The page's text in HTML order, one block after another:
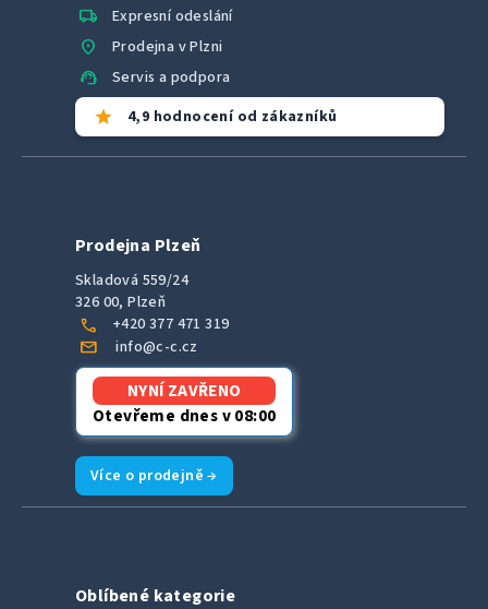
local_shipping Expresní odeslání
location_on Prodejna v Plzni
support_agent Servis a podpora
star 4,9 hodnocení od zákazníků
Prodejna Plzeň
Skladová 559/24
326 00, Plzeň
call +420 377 471 319
mail info@c-c.cz
NYNÍ ZAVŘENO
Otevřeme dnes v 08:00
Více o prodejně →
Oblíbené kategorie